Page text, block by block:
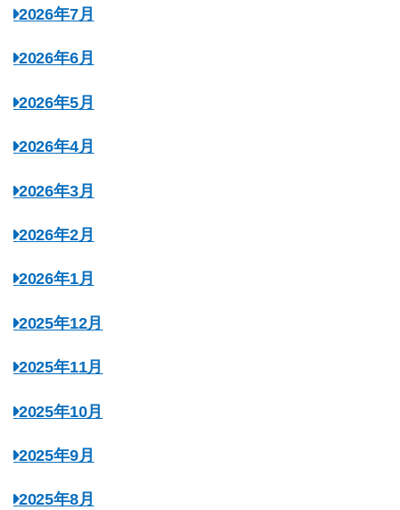
2026年7月
2026年6月
2026年5月
2026年4月
2026年3月
2026年2月
2026年1月
2025年12月
2025年11月
2025年10月
2025年9月
2025年8月